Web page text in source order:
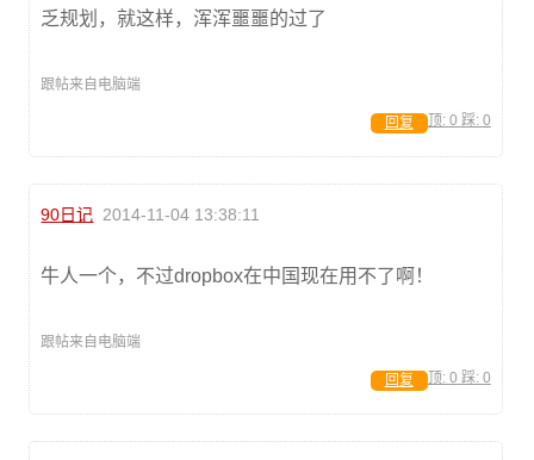
乏规划，就这样，浑浑噩噩的过了
跟帖来自电脑端
顶: 0 踩: 0
回复
90日记 2014-11-04 13:38:11
牛人一个，不过dropbox在中国现在用不了啊！
跟帖来自电脑端
顶: 0 踩: 0
回复